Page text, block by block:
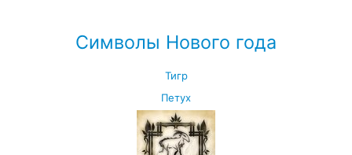
Символы Нового года
Тигр
Петух